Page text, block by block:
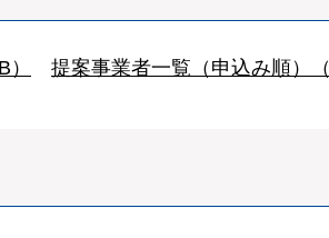
提案事業者一覧（申込み順）